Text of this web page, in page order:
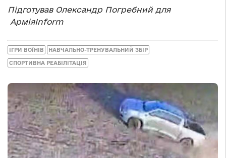
Підготував Олександр Погребний для
АрміяInform
ІГРИ ВОЇНІВ НАВЧАЛЬНО-ТРЕНУВАЛЬНИЙ ЗБІР
СПОРТИВНА РЕАБІЛІТАЦІЯ